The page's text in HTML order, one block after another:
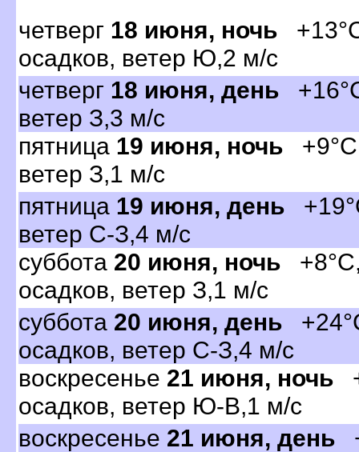
четвер 18 июня, ночь
осадков, ветер Ю,2 м/с
четвер 18 июня, день
етер З,3 м/с
пятница 19 июня, ночь
етер З,1 м/с
пятница 19 июня, день
етер С-З,4 м/с
суббота 20 июня, ночь
осадков, ветер З,1 м/с
суббота 20 июня, день
осадков, ветер С-З,4 м/с
оскресенье 21 июня, ночь
осадков, ветер Ю-В,1 м/с
оскресенье 21 июня, день